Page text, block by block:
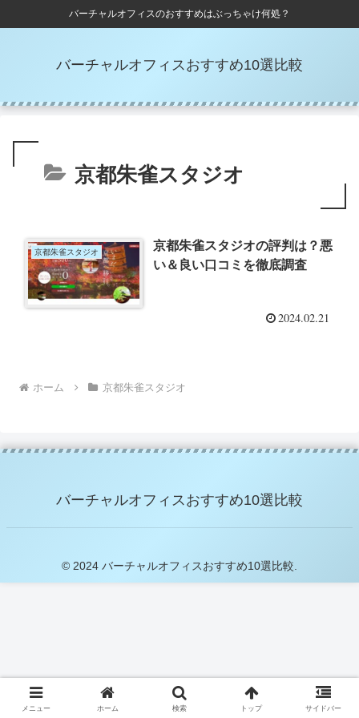
バーチャルオフィスのおすすめはぶっちゃけ何処？
バーチャルオフィスおすすめ10選比較
京都朱雀スタジオ
京都朱雀スタジオ
京都朱雀スタジオの評判は？悪
い＆良い口コミを徹底調査
2024.02.21
ホーム 京都朱雀スタジオ
バーチャルオフィスおすすめ10選比較
© 2024 バーチャルオフィスおすすめ10選比較.
メニュー ホーム 検索 トップ サイドバー